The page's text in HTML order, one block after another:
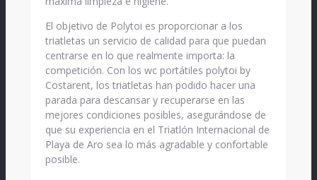
El objetivo de Polytoi es proporcionar a los
triatletas un servicio de calidad para que puedan
centrarse en lo que realmente importa: la
competición. Con los wc portátiles polytoi by
Costarent, los triatletas han podido hacer una
parada para descansar y recuperarse en las
mejores condiciones posibles, asegurándose de
que su experiencia en el Triatlón Internacional de
Playa de Aro sea lo más agradable y confortable
posible.